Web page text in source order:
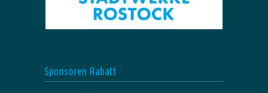
Sponsoren Rabatt